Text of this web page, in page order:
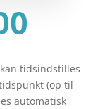
pris
er:
kr.
tidsindstilles
(op til
automatisk